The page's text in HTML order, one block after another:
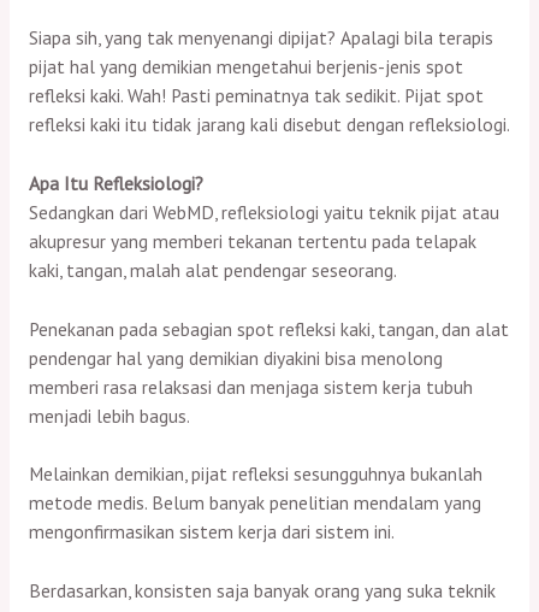
Siapa sih, yang tak menyenangi dipijat? Apalagi bila terapis
pijat hal yang demikian mengetahui berjenis-jenis spot
refleksi kaki. Wah! Pasti peminatnya tak sedikit. Pijat spot
refleksi kaki itu tidak jarang kali disebut dengan refleksiologi.
Apa Itu Refleksiologi?
Sedangkan dari WebMD, refleksiologi yaitu teknik pijat atau
akupresur yang memberi tekanan tertentu pada telapak
kaki, tangan, malah alat pendengar seseorang.
Penekanan pada sebagian spot refleksi kaki, tangan, dan alat
pendengar hal yang demikian diyakini bisa menolong
memberi rasa relaksasi dan menjaga sistem kerja tubuh
menjadi lebih bagus.
Melainkan demikian, pijat refleksi sesungguhnya bukanlah
metode medis. Belum banyak penelitian mendalam yang
mengonfirmasikan sistem kerja dari sistem ini.
Berdasarkan, konsisten saja banyak orang yang suka teknik